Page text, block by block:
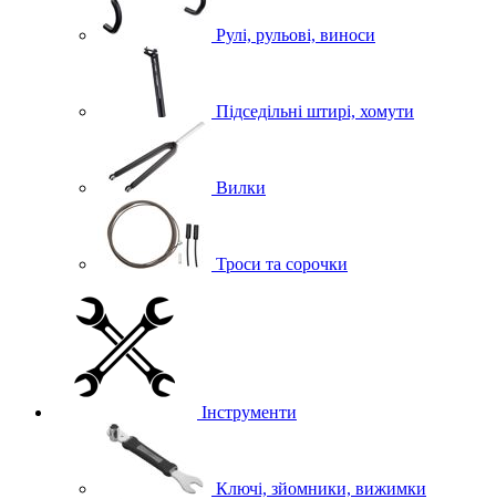
Рулі, рульові, виноси
Підседільні штирі, хомути
Вилки
Троси та сорочки
Інструменти
Ключі, зйомники, вижимки